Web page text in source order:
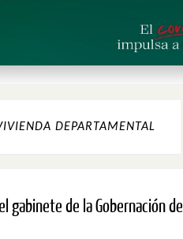
DEPARTAMENTAL
gabinete de la Gobernación de